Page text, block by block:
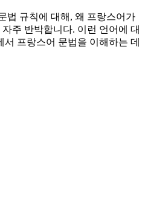
법 규칙에 대해, 왜 프랑스어가
주 반박합니다. 이런 언어에 대
프랑스어 문법을 이해하는 데